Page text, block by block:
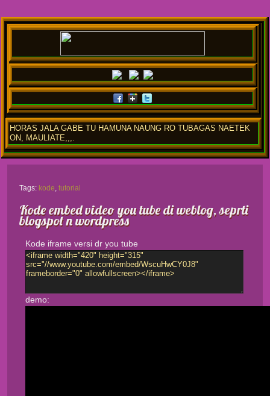
HORAS JALA GABE TU HAMUNA NAUNG RO TUBAGAS NAETEK
ON, MAULIATE,,,.
Tags: kode, tutorial
Kode embed video you tube di weblog, seprti
blogspot n wordpress
Kode iframe versi dr you tube
demo: